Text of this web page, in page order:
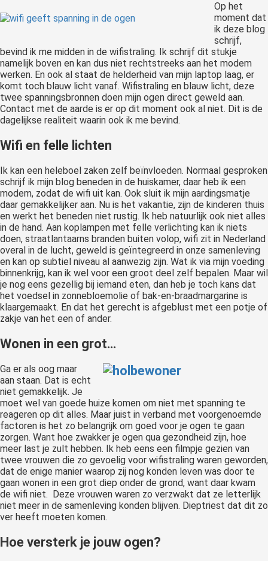
Op het
moment dat
ik deze blog
schrijf,
bevind ik me midden in de wifistraling. Ik schrijf dit stukje
namelijk boven en kan dus niet rechtstreeks aan het modem
werken. En ook al staat de helderheid van mijn laptop laag, er
komt toch blauw licht vanaf. Wifistraling en blauw licht, deze
twee spanningsbronnen doen mijn ogen direct geweld aan.
Contact met de aarde is er op dit moment ook al niet. Dit is de
dagelijkse realiteit waarin ook ik me bevind.
Wifi en felle lichten
Ik kan een heleboel zaken zelf beïnvloeden. Normaal gesproken
schrijf ik mijn blog beneden in de huiskamer, daar heb ik een
modem, zodat de wifi uit kan. Ook sluit ik mijn aardingsmatje
daar gemakkelijker aan. Nu is het vakantie, zijn de kinderen thuis
en werkt het beneden niet rustig. Ik heb natuurlijk ook niet alles
in de hand. Aan koplampen met felle verlichting kan ik niets
doen, straatlantaarns branden buiten volop, wifi zit in Nederland
overal in de lucht, geweld is geïntegreerd in onze samenleving
en kan op subtiel niveau al aanwezig zijn. Wat ik via mijn voeding
binnenkrijg, kan ik wel voor een groot deel zelf bepalen. Maar wil
je nog eens gezellig bij iemand eten, dan heb je toch kans dat
het voedsel in zonnebloemolie of bak-en-braadmargarine is
klaargemaakt. En dat het gerecht is afgeblust met een potje of
zakje van het een of ander.
Wonen in een grot…
Ga er als oog maar
aan staan. Dat is echt
niet gemakkelijk. Je
moet wel van goede huize komen om niet met spanning te
reageren op dit alles. Maar juist in verband met voorgenoemde
factoren is het zo belangrijk om goed voor je ogen te gaan
zorgen. Want hoe zwakker je ogen qua gezondheid zijn, hoe
meer last je zult hebben. Ik heb eens een filmpje gezien van
twee vrouwen die zo gevoelig voor wifistraling waren geworden,
dat de enige manier waarop zij nog konden leven was door te
gaan wonen in een grot diep onder de grond, want daar kwam
de wifi niet. Deze vrouwen waren zo verzwakt dat ze letterlijk
niet meer in de samenleving konden blijven. Dieptriest dat dit zo
ver heeft moeten komen.
Hoe versterk je jouw ogen?